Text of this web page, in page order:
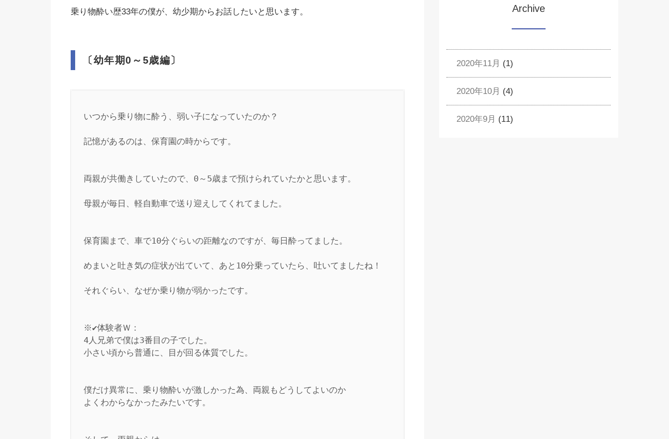
乗り物酔い歴33年の僕が、幼少期からお話したいと思います。
〔幼年期0～5歳編〕
いつから乗り物に酔う、弱い子になっていたのか？
記憶があるのは、保育園の時からです。
両親が共働きしていたので、0～5歳まで預けられていたかと思います。
母親が毎日、軽自動車で送り迎えしてくれてました。
保育園まで、車で10分ぐらいの距離なのですが、毎日酔ってました。
めまいと吐き気の症状が出ていて、あと10分乗っていたら、吐いてましたね！
それぐらい、なぜか乗り物が弱かったです。
※✔体験者Ｗ：
4人兄弟で僕は3番目の子でした。
小さい頃から普通に、目が回る体質でした。
僕だけ異常に、乗り物酔いが激しかった為、両親もどうしてよいのか
よくわからなかったみたいです。
Archive
2020年11月 (1)
2020年10月 (4)
2020年9月 (11)